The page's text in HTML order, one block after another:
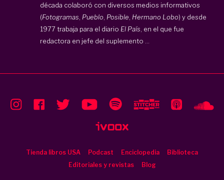
década colaboró con diversos medios informativos
(Fotogramas Pueblo Posible Hermano Lobo) y desde
1977 trabaja para el diario El País , en el que fue
redactora en jefe del suplemento ...
Tienda libros USA Podcast Enciclopedia
Biblioteca
Editoriales y revistas
Blog